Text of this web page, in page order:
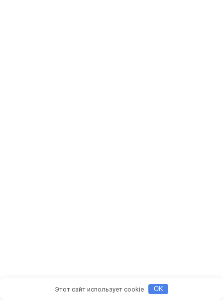
Этот сайт использует cookie OK